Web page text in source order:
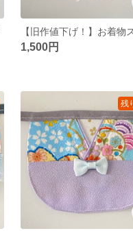
【旧作値下げ！】お着物
1,500円
残